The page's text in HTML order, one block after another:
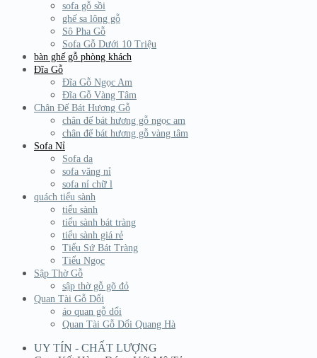
sofa gỗ sồi
ghế sa lông gỗ
Sô Pha Gỗ
Sofa Gỗ Dưới 10 Triệu
bàn ghế gỗ phòng khách
Đĩa Gỗ
Đĩa Gỗ Ngọc Am
Đĩa Gỗ Vàng Tâm
Chân Đế Bát Hương Gỗ
chân đế bát hương gỗ ngọc am
chân đế bát hương gỗ vàng tâm
Sofa Nỉ
Sofa da
sofa văng nỉ
sofa nỉ chữ l
quách tiểu sành
tiểu sành
tiểu sành bát tràng
tiểu sành giá rẻ
Tiểu Sứ Bát Tràng
Tiểu Ngọc
Sập Thờ Gỗ
sập thờ gỗ gõ đỏ
Quan Tài Gỗ Dổi
áo quan gỗ dổi
Quan Tài Gỗ Dổi Quang Hà
UY TÍN - CHẤT LƯỢNG